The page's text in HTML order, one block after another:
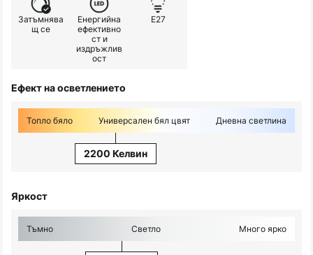
Затъмнява
щ се
Енергийна
ефективно
ст и
издръжлив
ост
E27
Ефект на осветлението
Топло бяло Универсален бял цвят Дневна светлина
2200 Келвин
Яркост
Тъмно Светло Много ярко